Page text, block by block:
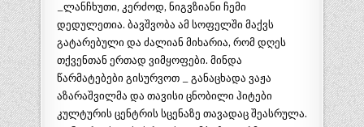
_ლანჩხუთი, კერძოდ, ნიგვზიანი ჩემი
დედულეთია. ბავშვობა ამ სოფელში მაქვს
გატარებული და ძალიან მიხარია, რომ დღეს
თქვენთან ერთად ვიმყოფები. მინდა
წარმატებები გისურვოთ _ განაცხადა ვაჟა
აზარაშვილმა და თავისი ცნობილი ჰიტები
კულტურის ცენტრის სცენაზე თავადაც შეასრულა.